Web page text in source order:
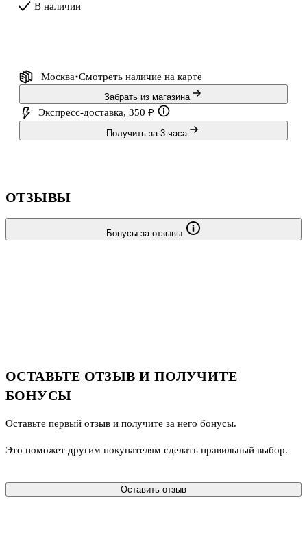
В наличии
Москва Смотреть наличие на карте
Забрать из магазина
Экспресс-доставка, 350 ₽
Получить за 3 часа
ОТЗЫВЫ
Бонусы за отзывы
ОСТАВЬТЕ ОТЗЫВ И ПОЛУЧИТЕ
БОНУСЫ
Оставьте первый отзыв и получите за него бонусы.
Это поможет другим покупателям сделать правильный выбор.
Оставить отзыв